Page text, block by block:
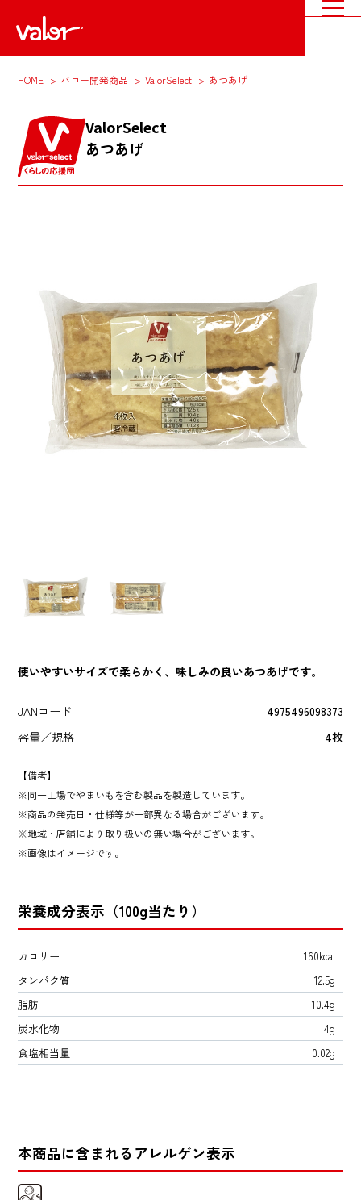
HOME バロー開発商品 ValorSelect あつあげ
ValorSelect
あつあげ
使いやすいサイズで柔らかく、味しみの良いあつあげです。
JANコード
4975496098373
容量／規格
4枚
【備考】
同一工場でやまいもを含む製品を製造しています。
商品の発売日・仕様等が一部異なる場合がございます。
地域・店舗により取り扱いの無い場合がございます。
画像はイメージです。
栄養成分表示（100g当たり）
カロリー
160kcal
タンパク質
12.5g
脂肪
10.4g
炭水化物
4g
食塩相当量
0.02g
本商品に含まれるアレルゲン表示